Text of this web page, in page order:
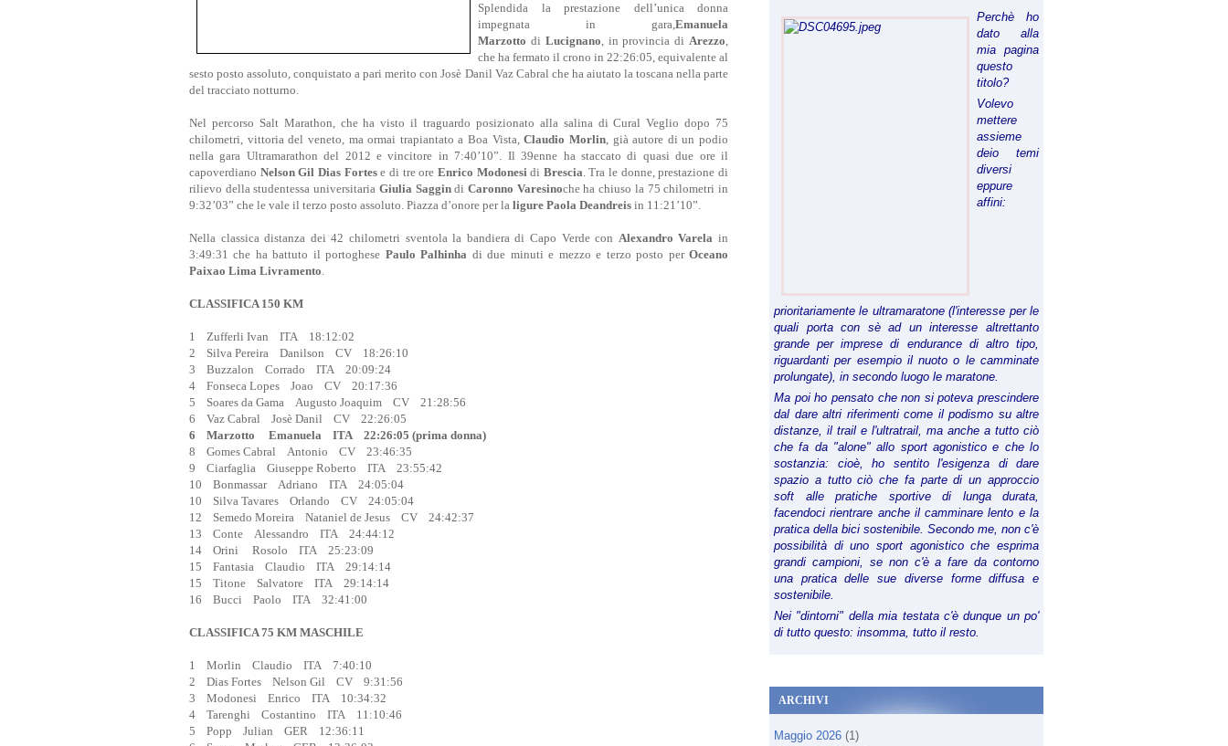
Splendida la prestazione dell’unica donna
impegnata in gara,Emanuela
Marzotto di Lucignano, in provincia diArezzo,
che ha fermato il crono in 22:26:05, equivalente al
sesto posto assoluto, conquistato a pari merito con Josè Danil Vaz Cabral che ha aiutato la toscana nella parte
del tracciato notturno.
Nel percorso Salt Marathon, che ha visto il traguardo posizionato alla salina di Cural Veglio dopo 75
chilometri, vittoria del veneto, ma ormai trapiantato a Boa Vista,Claudio Morlin, già autore di un podio
nella gara Ultramarathon del 2012 e vincitore in 7:40’10”. Il 39enne ha staccato di quasi due ore il
capoverdiano Nelson Gil Dias Fortese di tre ore Enrico Modonesidi Brescia. Tra le donne, prestazione di
rilievo della studentessa universitaria Giulia SaggindiCaronno Varesinoche ha chiuso la 75 chilometri in
9:32’03” che le vale il terzo posto assoluto. Piazza d’onore per la ligure Paola Deandreis in 11:21’10”.
Nella classica distanza dei 42 chilometri sventola la bandiera di Capo Verde con Alexandro Varela in
3:49:31 che ha battuto il portoghese Paulo Palhinha di due minuti e mezzo e terzo posto perOceano
Paixao Lima Livramento.
CLASSIFICA 150 KM
1 Zufferli Ivan ITA 18:12:02
2 Silva Pereira Danilson CV 18:26:10
3 Buzzalon Corrado ITA 20:09:24
4 Fonseca Lopes Joao CV 20:17:36
5 Soares da Gama Augusto Joaquim CV 21:28:56
6 Vaz Cabral Josè Danil CV 22:26:05
6 Marzotto Emanuela ITA 22:26:05 (prima donna)
8 Gomes Cabral Antonio CV 23:46:35
9 Ciarfaglia Giuseppe Roberto ITA 23:55:42
10 Bonmassar Adriano ITA 24:05:04
10 Silva Tavares Orlando CV 24:05:04
12 Semedo Moreira Nataniel de Jesus CV 24:42:37
13 Conte Alessandro ITA 24:44:12
14 Orini Rosolo ITA 25:23:09
15 Fantasia Claudio ITA 29:14:14
15 Titone Salvatore ITA 29:14:14
16 Bucci Paolo ITA 32:41:00
CLASSIFICA 75 KM MASCHILE
1 Morlin Claudio ITA 7:40:10
2 Dias Fortes Nelson Gil CV 9:31:56
3 Modonesi Enrico ITA 10:34:32
4 Tarenghi Costantino ITA 11:10:46
5 Popp Julian GER 12:36:11
Perchè ho
dato alla
mia pagina
questo
titolo?
Volevo
mettere
assieme
deio temi
diversi
eppure
affini:
prioritariamente le ultramaratone (l'interesse per le
quali porta con sè ad un interesse altrettanto
grande per imprese di endurance di altro tipo,
riguardanti per esempio il nuoto o le camminate
prolungate), in secondo luogo le maratone.
Ma poi ho pensato che non si poteva prescindere
dal dare altri riferimenti come il podismo su altre
distanze, il trail e l'ultratrail, ma anche a tutto ciò
che fa da "alone" allo sport agonistico e che lo
sostanzia: cioè, ho sentito l'esigenza di dare
spazio a tutto ciò che fa parte di un approccio
soft alle pratiche sportive di lunga durata,
facendoci rientrare anche il camminare lento e la
pratica della bici sostenibile. Secondo me, non c'è
possibilità di uno sport agonistico che esprima
grandi campioni, se non c'è a fare da contorno
una pratica delle sue diverse forme diffusa e
sostenibile.
Nei "dintorni" della mia testata c'è dunque un po'
di tutto questo: insomma, tutto il resto.
ARCHIVI
Maggio 2026 (1)